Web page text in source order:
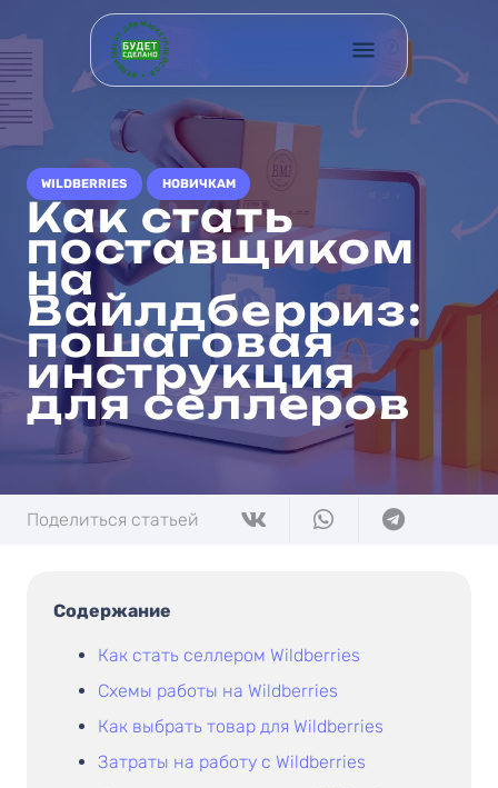
ФУЛФИЛМЕНТ ДЛЯ МАРКЕТПЛЕЙСОВ •
WILDBERRIES НОВИЧКАМ
Как стать
поставщиком
на
Вайлдберриз:
пошаговая
инструкция
для селлеров
Поделиться статьей
Содержание
Как стать селлером Wildberries
Схемы работы на Wildberries
Как выбрать товар для Wildberries
Затраты на работу с Wildberries